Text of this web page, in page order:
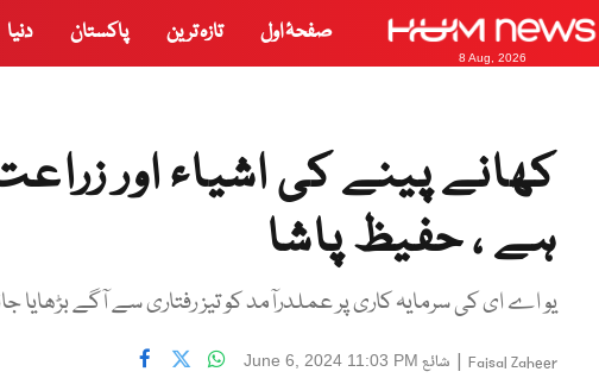
8 Aug, 2026
صفحۂ اول تازہ ترین پاکستان دنیا
کھانے پینے کی اشیاء اور
ہے ، حفیظ پاشا
یو اے ای کی سرمایہ کاری پر عملدرآمد کو تیز رفتاری سے آگے بڑھایا
Faisal Zaheer
| شائع June 6, 2024 11:03 PM